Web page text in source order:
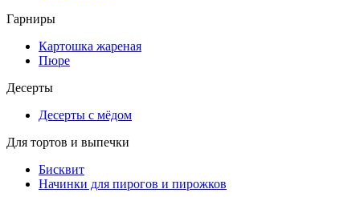
Гарниры
Картошка жареная
Пюре
Десерты
Десерты с мёдом
Для тортов и выпечки
Бисквит
Начинки для пирогов и пирожков